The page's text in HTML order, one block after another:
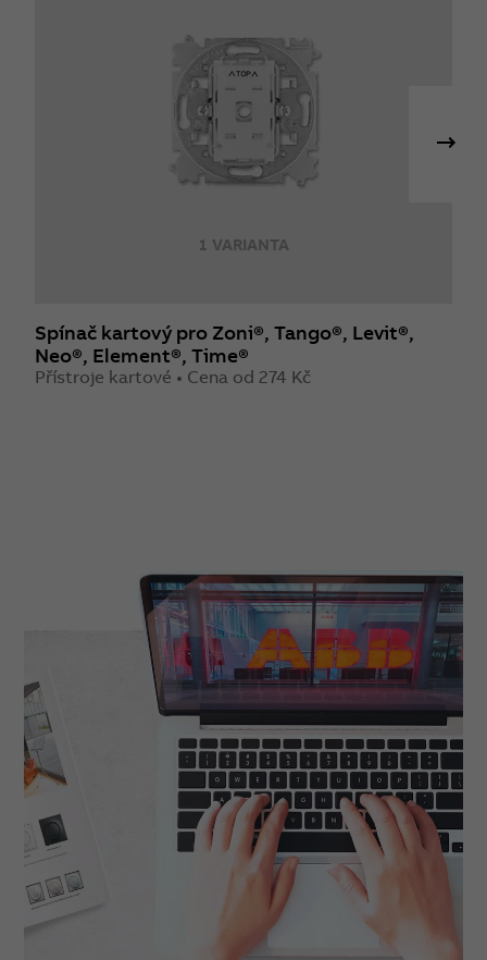
1 VARIANTA
Spínač kartový pro Zoni®, Tango®, Levit®,
Neo®, Element®, Time®
Přístroje kartové • Cena od 274 Kč